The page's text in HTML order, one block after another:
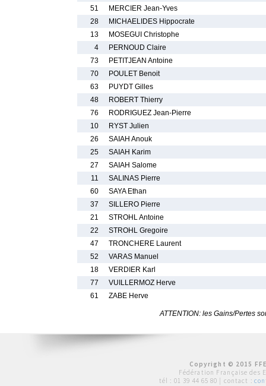
51
MERCIER Jean-Yves
28
MICHAELIDES Hippocrate
13
MOSEGUI Christophe
4
PERNOUD Claire
73
PETITJEAN Antoine
70
POULET Benoit
63
PUYDT Gilles
48
ROBERT Thierry
76
RODRIGUEZ Jean-Pierre
10
RYST Julien
26
SAIAH Anouk
25
SAIAH Karim
27
SAIAH Salome
11
SALINAS Pierre
60
SAYA Ethan
37
SILLERO Pierre
21
STROHL Antoine
22
STROHL Gregoire
47
TRONCHERE Laurent
52
VARAS Manuel
18
VERDIER Karl
77
VUILLERMOZ Herve
61
ZABE Herve
ATTENTION: les Gains/Pertes
Copyright © 2015
Fédération Française des
tél : 01 39 44 65 80 | contact :